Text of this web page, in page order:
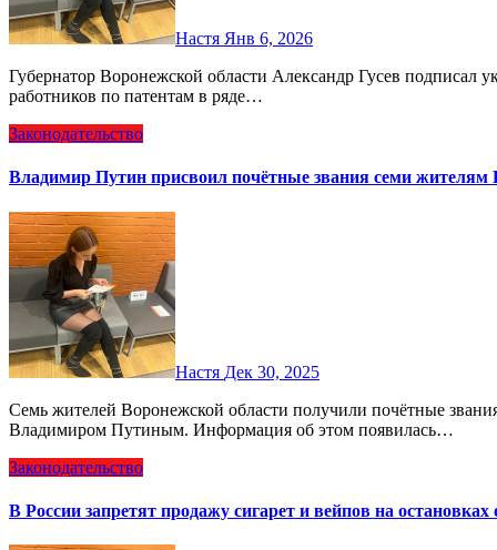
Настя Янв 6, 2026
Губернатор Воронежской области Александр Гусев подписал указ о продлении «Запрет на работу» иностранных
работников по патентам в ряде…
Законодательство
Владимир Путин присвоил почётные звания семи жителям
Настя Дек 30, 2025
Семь жителей Воронежской области получили почётные звания и награды, подписанные президентом РФ
Владимиром Путиным. Информация об этом появилась…
Законодательство
В России запретят продажу сигарет и вейпов на